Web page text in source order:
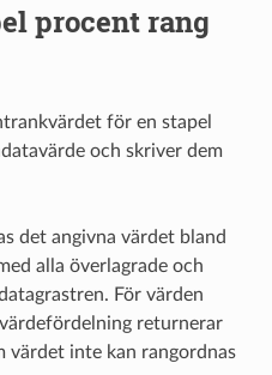
procent rang
för en stapel
och skriver dem
det angivna värdet bland
alla överlagrade och
För värden
returnerar
värdet inte kan rangordnas